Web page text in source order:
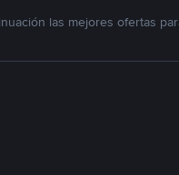
las mejores ofertas